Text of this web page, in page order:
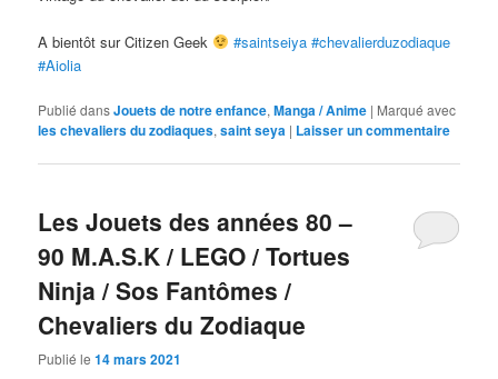
A bientôt sur Citizen Geek #saintseiya #chevalierduzodiaque
#Aiolia
Publié dansJouets de notre enfance,Manga / Anime | Marqué avec
les chevaliers du zodiaques,saint seya | Laisser un commentaire
Les Jouets des années 80 –
90 M.A.S.K / LEGO / Tortues
Ninja / Sos Fantômes /
Chevaliers du Zodiaque
Publié le14 mars 2021